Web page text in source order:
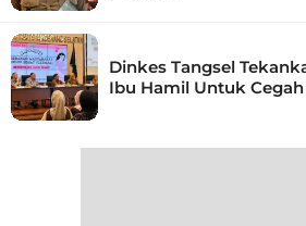
Dinkes Tangsel
Ibu Hamil Untuk